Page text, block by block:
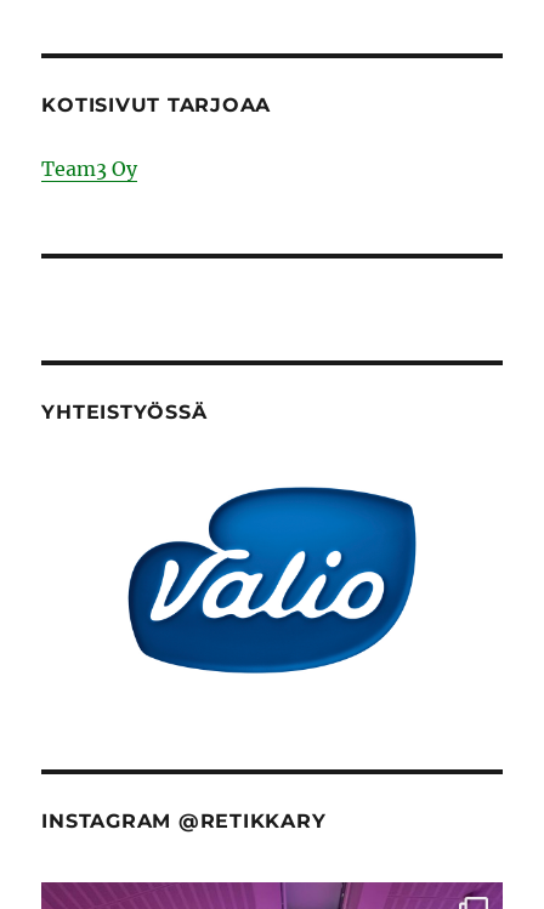
KOTISIVUT TARJOAA
Team3 Oy
YHTEISTYÖSSÄ
INSTAGRAM @RETIKKARY